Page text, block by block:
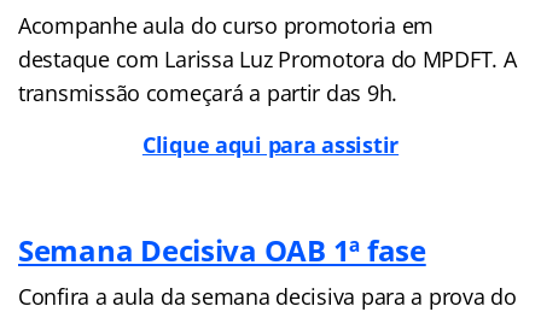
Acompanhe aula do curso promotoria em
destaque com Larissa Luz Promotora do MPDFT. A
transmissão começará a partir das 9h.
Clique aqui para assistir
Semana Decisiva OAB 1ª fase
Confira a aula da semana decisiva para a prova do